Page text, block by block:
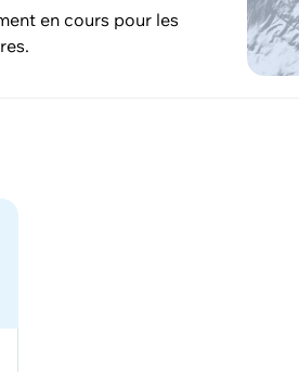
en cours pour les